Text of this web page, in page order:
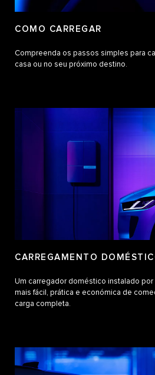
COMO CARREGAR
Compreenda os passos simples para
casa ou no seu próximo destino.
CARREGAMENTO
Um carregador doméstico instalado por
mais fácil, prática e económica de
carga completa.